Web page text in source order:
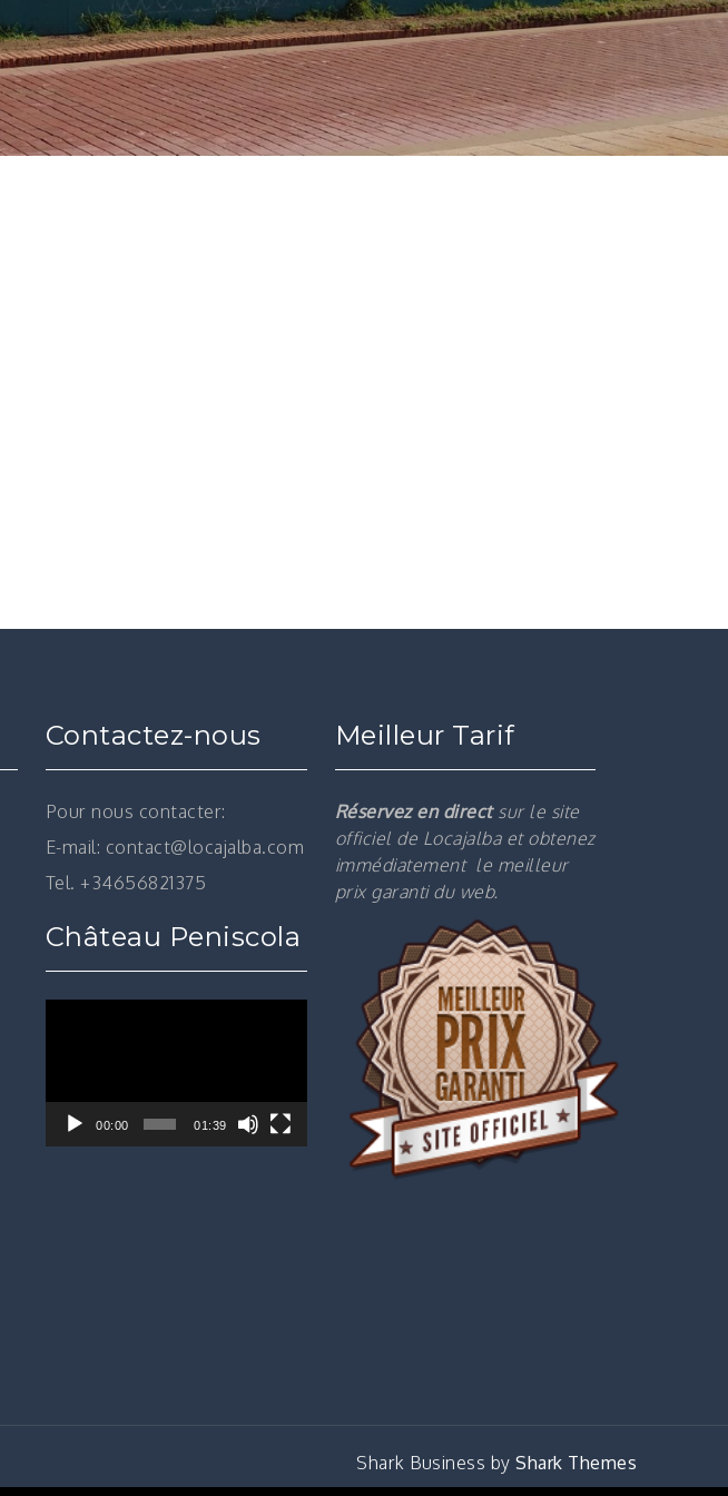
Contactez-nous
Pour nous contacter:
E-mail: contact@locajalba.com
Tel. +34656821375
Château Peniscola
00:00 01:39
Meilleur Tarif
Réservez en directsur le site
officiel de Locajalba et obtenez
immédiatement le meilleur
prix garanti du web.
Shark Business by Shark Themes